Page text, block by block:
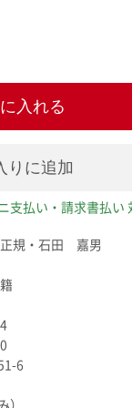
入れる
りに追加
支払い・請求書払い
規・石田 嘉男
6